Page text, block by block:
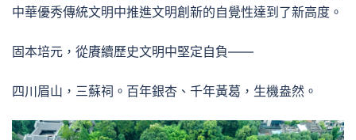
中華優秀傳統文明中推進文明創新的自覺性達到了新高度。
固本培元，從賡續歷史文明中堅定自負——
四川眉山，三蘇祠。百年銀杏、千年黃葛，生機盎然。